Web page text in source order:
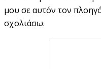
μου σε αυτόν τον
σχολιάσω.